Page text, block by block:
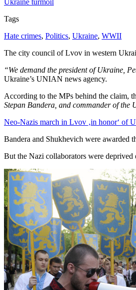
Tags
Hate crimes, Politics, Ukraine, WWII
The city council of Lvov in western
“We demand the president of Ukraine,
Ukraine’s UNIAN news agency.
According to the MPs behind the claim,
Stepan Bandera, and commander of the
Neo-Nazis march in Lvov ‚in honor‘ of
Bandera and Shukhevich were awarded
But the Nazi collaborators were